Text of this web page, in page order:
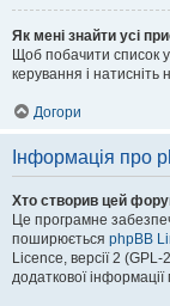
Як мені знайти усі
Щоб побачити список
керування і
Догори
Інформація про
Хто створив цей
Це програмне
поширюється phpBB
Licence, версії 2
додаткової